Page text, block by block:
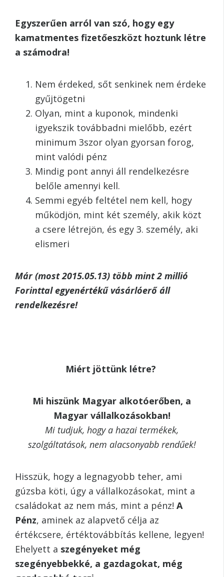
Egyszerűen arról van szó, hogy egy
kamatmentes fizetőeszközt hoztunk létre
a számodra!
Nem érdeked, sőt senkinek nem érdeke
gyűjtögetni
Olyan, mint a kuponok, mindenki
igyekszik továbbadni mielőbb, ezért
minimum 3szor olyan gyorsan forog,
mint valódi pénz
Mindig pont annyi áll rendelkezésre
belőle amennyi kell.
Semmi egyéb feltétel nem kell, hogy
működjön, mint két személy, akik közt
a csere létrejön, és egy 3. személy, aki
elismeri
Már (most 2015.05.13) több mint 2 millió
Forinttal egyenértékű vásárlóerő áll
rendelkezésre!
Miért jöttünk létre?
Mi hiszünk Magyar alkotóerőben, a
Magyar vállalkozásokban!
Mi tudjuk, hogy a hazai termékek,
szolgáltatások, nem alacsonyabb rendűek!
Hisszük, hogy a legnagyobb teher, ami
gúzsba köti, úgy a vállalkozásokat, mint a
családokat az nem más, mint a pénz! A
Pénz, aminek az alapvető célja az
értékcsere, értéktovábbítás kellene, legyen!
Ehelyett a szegényeket még
szegényebbekké, a gazdagokat, még